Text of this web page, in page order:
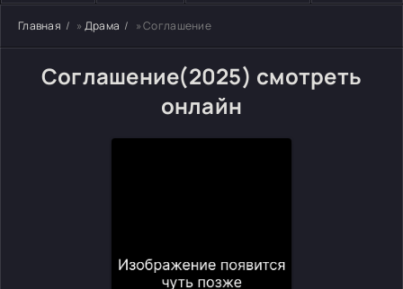
Главная » Драма » Соглашение
Соглашение(2025) смотреть
онлайн